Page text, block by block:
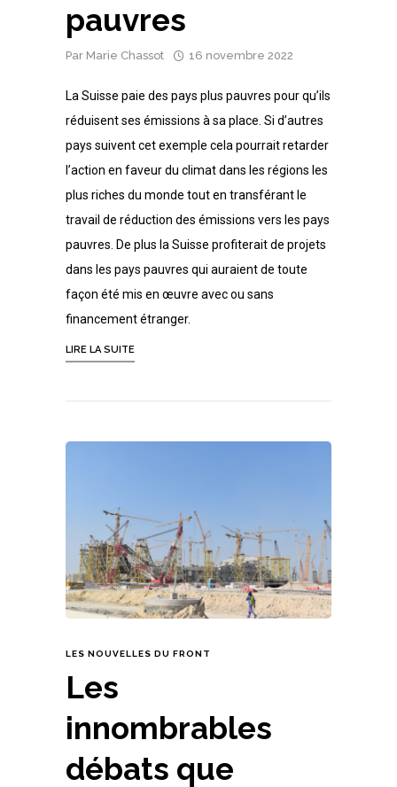
pauvres
Par Marie Chassot 16 novembre 2022
La Suisse paie des pays plus pauvres pour qu’ils
réduisent ses émissions à sa place. Si d’autres
pays suivent cet exemple cela pourrait retarder
l’action en faveur du climat dans les régions les
plus riches du monde tout en transférant le
travail de réduction des émissions vers les pays
pauvres. De plus la Suisse profiterait de projets
dans les pays pauvres qui auraient de toute
façon été mis en œuvre avec ou sans
financement étranger.
LIRE LA SUITE
LES NOUVELLES DU FRONT
Les
innombrables
débats que